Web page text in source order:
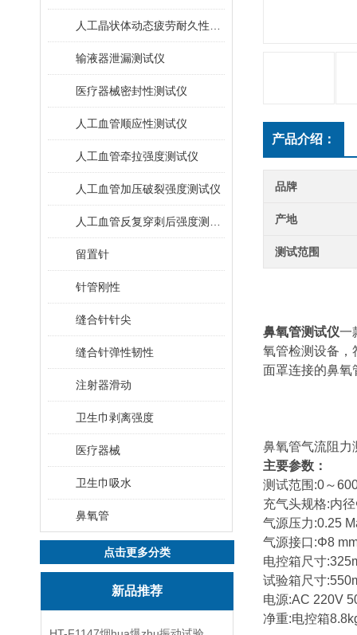
输液器泄漏测试仪
医疗器械密封性测试仪
人工血管顺应性测试仪
人工血管牵拉强度测试仪
人工血管加压破裂强度测试仪
留置针
针管刚性
缝合针针尖
缝合针弹性韧性
注射器滑动
卫生巾剥离强度
医疗器械
卫生巾吸水
鼻氧管
点击更多分类
新品推荐
产品介绍：
品牌
产地
测试范围
鼻氧管测试仪一
氧管检测设备，
面罩连接的鼻氧
鼻氧管气流阻力
主要参数：
测试范围 :0～
充气头规格:内
气源压力:0.25
气源接口:Φ8
电控箱尺寸
试验箱尺寸
电源:AC 220V
净重:电控箱